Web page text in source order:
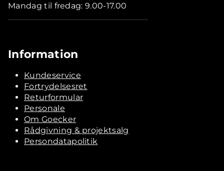
Mandag til fredag: 9.00-17.00
Information
Kundeservice
Fortrydelsesret
Returformular
Personale
Om Goecker
Rådgivning & projektsalg
Persondatapolitik